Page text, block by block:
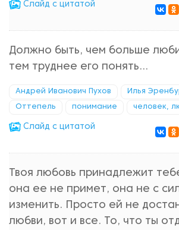
Cлайд с цитатой
Должно быть, чем больше
тем труднее его понять...
Андрей Иванович Пухов Илья
Оттепель понимание человек,
Cлайд с цитатой
Твоя любовь принадлежит
она ее не примет, она не с
изменить. Просто ей не
любви, вот и все. То, что ты